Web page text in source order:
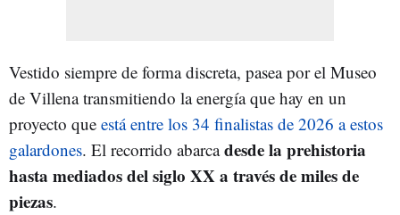
Vestido siempre de forma discreta, pasea por el Museo
de Villena transmitiendo la energía que hay en un
proyecto que está entre los 34 finalistas de 2026 a estos
galardones. El recorrido abarcadesde la prehistoria
hasta mediados del siglo XX a través de miles de
piezas.